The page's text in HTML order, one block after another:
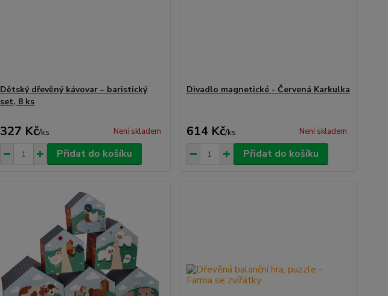
Dětský dřevěný kávovar – baristický
set, 8 ks
327 Kč/ks Není skladem
Přidat do košíku
Divadlo magnetické - Červená Karkulka
614 Kč/ks Není skladem
Přidat do košíku